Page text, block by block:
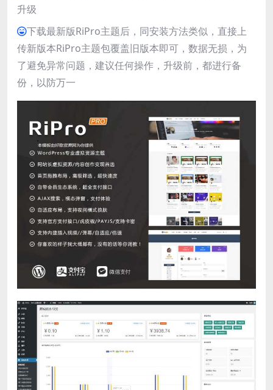
升级
下载最新版RiPro主题后，同安装方法类似，直接上
传新版本RiPro主题包覆盖旧版本即可，数据无损，为
了避免异常问题，建议任何操作，升级前，都进行备
份，以防万一